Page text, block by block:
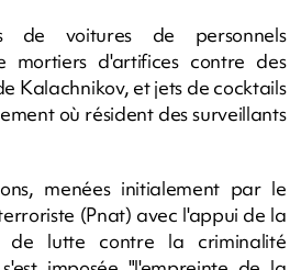
de voitures de personnels
mortiers d'artifices contre des
Kalachnikov, et jets de cocktails
où résident des surveillants
menées initialement par le
(Pnat) avec l'appui de la
de lutte contre la criminalité